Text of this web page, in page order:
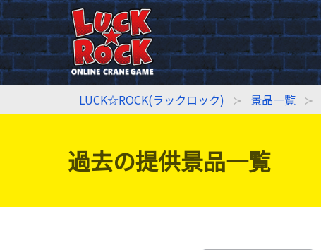
LUCK☆ROCK(ラックロック) 景品一覧
過去の提供景品一覧